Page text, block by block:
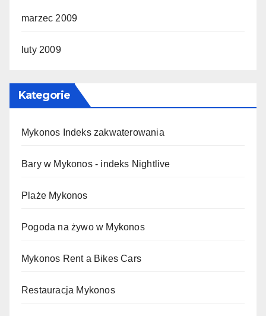
marzec 2009
luty 2009
Kategorie
Mykonos Indeks zakwaterowania
Bary w Mykonos - indeks Nightlive
Plaże Mykonos
Pogoda na żywo w Mykonos
Mykonos Rent a Bikes Cars
Restauracja Mykonos